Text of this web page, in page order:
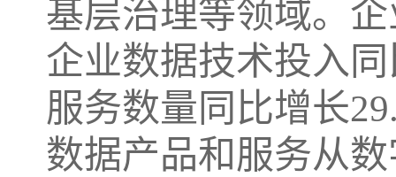
基层治理等领域。
企业数据技术投入
服务数量同比增长
数据产品和服务从